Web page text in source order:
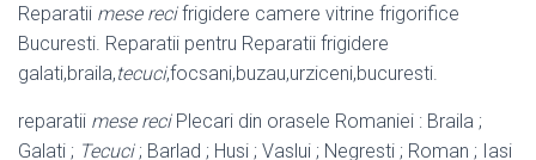
Reparatii mese recifrigidere camere vitrine frigorifice
Bucuresti. Reparatii pentru Reparatii frigidere
galati,braila,tecuci,focsani,buzau,urziceni,bucuresti.
reparatii mese reciPlecari din orasele Romaniei : Braila ;
Galati ; Tecuci; Barlad ; Husi ; Vaslui ; Negresti ; Roman ; Iasi